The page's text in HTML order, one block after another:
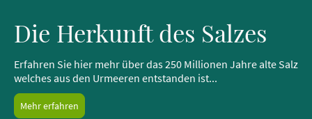
Die Herkunft des Salzes
Erfahren Sie hier mehr über das 250 Millionen Jahre alte Salz
welches aus den Urmeeren entstanden ist...
Mehr erfahren